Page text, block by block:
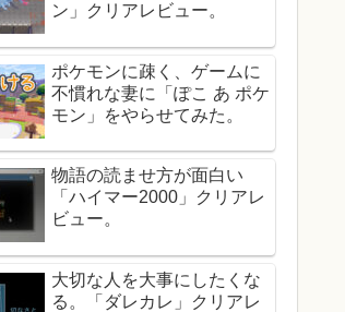
ン」クリアレビュー。
ポケモンに疎く、ゲームに
不慣れな妻に「ぽこ あ ポケ
モン」をやらせてみた。
物語の読ませ方が面白い
「ハイマー2000」クリアレ
ビュー。
大切な人を大事にしたくな
る。「ダレカレ」クリアレ